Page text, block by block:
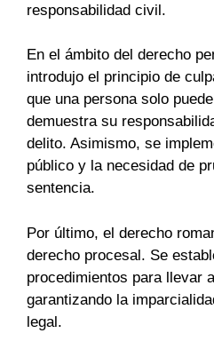
responsabilidad civil.
En el ámbito del derecho
introdujo el principio de
que una persona solo
demuestra su
delito. Asimismo, se
público y la necesidad de
sentencia.
Por último, el derecho
derecho procesal. Se
procedimientos para llevar
garantizando la
legal.